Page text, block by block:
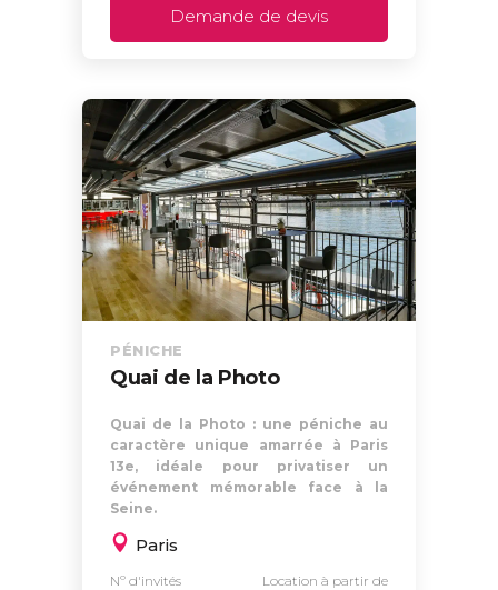
Demande de devis
PÉNICHE
Quai de la Photo
Quai de la Photo : une péniche au
caractère unique amarrée à Paris
13e, idéale pour privatiser un
événement mémorable face à la
Seine.
Paris
Nº d'invités Location à partir de